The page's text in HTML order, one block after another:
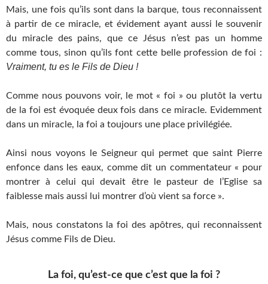
Mais, une fois qu’ils sont dans la barque, tous reconnaissent
à partir de ce miracle, et évidement ayant aussi le souvenir
du miracle des pains, que ce Jésus n’est pas un homme
comme tous, sinon qu’ils font cette belle profession de foi :
Vraiment, tu es le Fils de Dieu !
Comme nous pouvons voir, le mot « foi » ou plutôt la vertu
de la foi est évoquée deux fois dans ce miracle. Evidemment
dans un miracle, la foi a toujours une place privilégiée.
Ainsi nous voyons le Seigneur qui permet que saint Pierre
enfonce dans les eaux, comme dit un commentateur « pour
montrer à celui qui devait être le pasteur de l’Eglise sa
faiblesse mais aussi lui montrer d’où vient sa force ».
Mais, nous constatons la foi des apôtres, qui reconnaissent
Jésus comme Fils de Dieu.
La foi, qu’est-ce que c’est que la foi ?